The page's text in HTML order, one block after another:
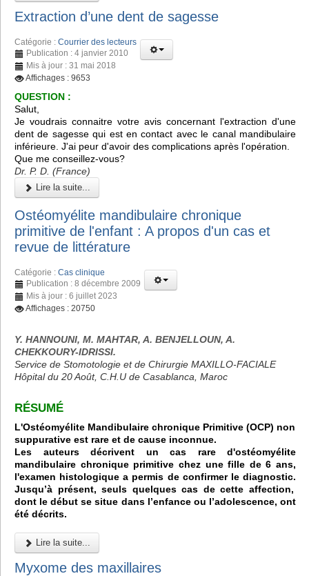
Extraction d’une dent de sagesse
Catégorie : Courrier des lecteurs
Publication : 4 janvier 2010
Mis à jour : 31 mai 2018
Affichages : 9653
QUESTION :
Salut,
Je voudrais connaitre votre avis concernant l'extraction d'une
dent de sagesse qui est en contact avec le canal mandibulaire
inférieure. J'ai peur d'avoir des complications après l'opération.
Que me conseillez-vous?
Dr. P. D. (France)
Lire la suite...
Ostéomyélite mandibulaire chronique
primitive de l'enfant : A propos d'un cas et
revue de littérature
Catégorie : Cas clinique
Publication : 8 décembre 2009
Mis à jour : 6 juillet 2023
Affichages : 20750
Y. HANNOUNI, M. MAHTAR, A. BENJELLOUN, A.
CHEKKOURY-IDRISSI.
Service de Stomotologie et de Chirurgie MAXILLO-FACIALE
Hôpital du 20 Août, C.H.U de Casablanca, Maroc
RÉSUMÉ
L'Ostéomyélite Mandibulaire chronique Primitive (OCP) non
suppurative est rare et de cause inconnue.
Les auteurs décrivent un cas rare d'ostéomyélite
mandibulaire chronique primitive chez une fille de 6 ans,
l'examen histologique a permis de confirmer le diagnostic.
Jusqu’à présent, seuls quelques cas de cette affection,
dont le début se situe dans l’enfance ou l’adolescence, ont
été décrits.
Lire la suite...
Myxome des maxillaires